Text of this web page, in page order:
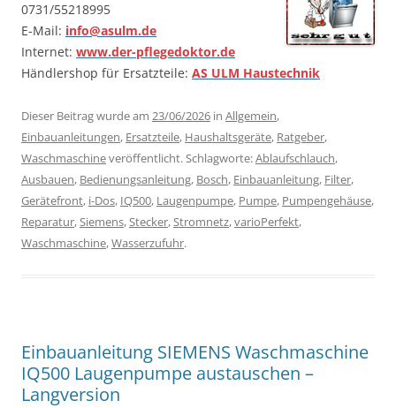
0731/55218995
E-Mail: info@asulm.de
Internet: www.der-pflegedoktor.de
Händlershop für Ersatzteile: AS ULM Haustechnik
Dieser Beitrag wurde am 23/06/2026 in Allgemein,
Einbauanleitungen, Ersatzteile, Haushaltsgeräte, Ratgeber,
Waschmaschineveröffentlicht. Schlagworte:Ablaufschlauch,
Ausbauen, Bedienungsanleitung, Bosch, Einbauanleitung, Filter,
Gerätefront, i-Dos, IQ500, Laugenpumpe, Pumpe, Pumpengehäuse,
Reparatur,Siemens,Stecker,Stromnetz,varioPerfekt,
Waschmaschine,Wasserzufuhr.
Einbauanleitung SIEMENS Waschmaschine
IQ500 Laugenpumpe austauschen –
Langversion